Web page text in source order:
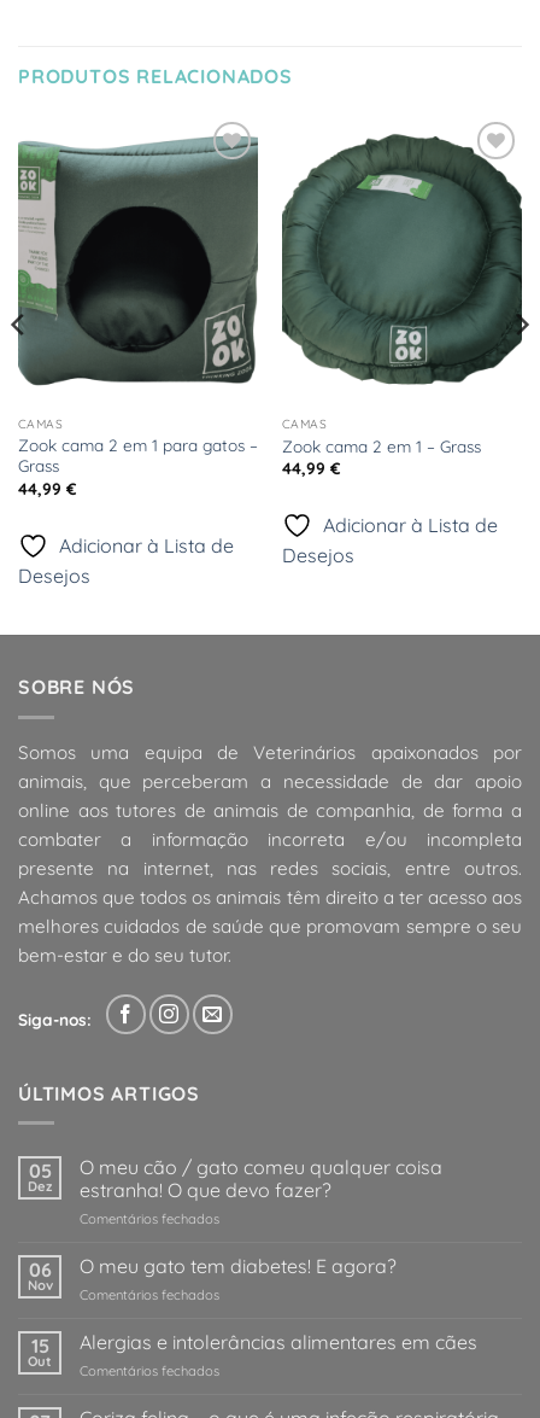
PRODUTOS RELACIONADOS
Adicionar
Desejos
CAMAS
Zook cama 2 em 1 para gatos –
Grass
44,99 €
Adicionar à Lista de
Desejos
Adicionar
à Lista
de
Desejos
CAMAS
Zook cama 2 em 1 – Grass
44,99 €
Adicionar à Lista de
Desejos
SOBRE NÓS
Somos uma equipa de Veterinários apaixonados por
animais, que perceberam a necessidade de dar apoio
online aos tutores de animais de companhia, de forma a
combater a informação incorreta e/ou incompleta
presente na internet, nas redes sociais, entre outros.
Achamos que todos os animais têm direito a ter acesso aos
melhores cuidados de saúde que promovam sempre o seu
bem-estar e do seu tutor.
Siga-nos:
ÚLTIMOS ARTIGOS
05
Dez
O meu cão / gato comeu qualquer coisa
estranha! O que devo fazer?
Comentários fechadosem
meu
/
comeu
06
Nov
O meu gato tem diabetes! E agora?
Comentários fechadosem
meu
tem
15
Out
Alergias e intolerâncias alimentares em cães
Comentários fechadosem